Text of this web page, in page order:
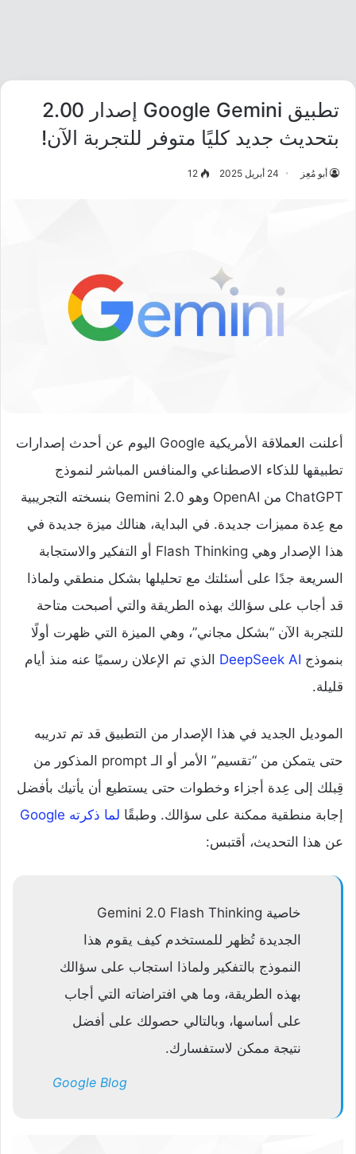
تطبيق Google Gemini إصدار 2.00
بتحديث جديد كليًا متوفر للتجربة الآن!
أبو مُعِز 24 أبريل 2025 12
أعلنت العملاقة الأمريكية Google اليوم عن أحدث إصدارات
تطبيقها للذكاء الاصطناعي والمنافس المباشر لنموذج
ChatGPT من OpenAI وهو Gemini 2.0 بنسخته التجريبية
مع عِدة مميزات جديدة. في البداية، هنالك ميزة جديدة في
هذا الإصدار وهي Flash Thinking أو التفكير والاستجابة
السريعة جدًا على أسئلتك مع تحليلها بشكل منطقي ولماذا
قد أجاب على سؤالك بهذه الطريقة والتي أصبحت متاحة
للتجربة الآن “بشكل مجاني”، وهي الميزة التي ظهرت أولًا
بنموذج DeepSeek AI الذي تم الإعلان رسميًا عنه منذ أيام
قليلة.
الموديل الجديد في هذا الإصدار من التطبيق قد تم تدريبه
حتى يتمكن من “تقسيم” الأمر أو الـ prompt المذكور من
قِبلك إلى عِدة أجزاء وخطوات حتى يستطيع أن يأتيك بأفضل
إجابة منطقية ممكنة على سؤالك. وطبقًا لما ذكرته Google
عن هذا التحديث، أقتبس:
خاصية Gemini 2.0 Flash Thinking
الجديدة تُظهر للمستخدم كيف يقوم هذا
النموذج بالتفكير ولماذا استجاب على سؤالك
بهذه الطريقة، وما هي افتراضاته التي أجاب
على أساسها، وبالتالي حصولك على أفضل
نتيجة ممكن لاستفسارك.
Google Blog